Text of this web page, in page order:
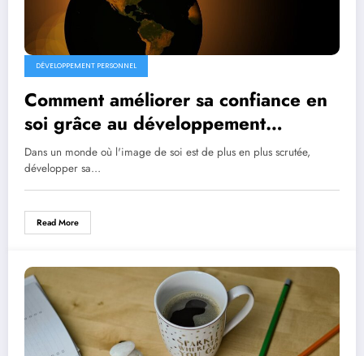
DÉVELOPPEMENT PERSONNEL
Comment améliorer sa confiance en
soi grâce au développement
personnel
Dans un monde où l'image de soi est de plus en plus scrutée,
développer sa…
Read More